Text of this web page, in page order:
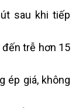
sau khi tiếp
đến trễ hơn 15
ép giá, không